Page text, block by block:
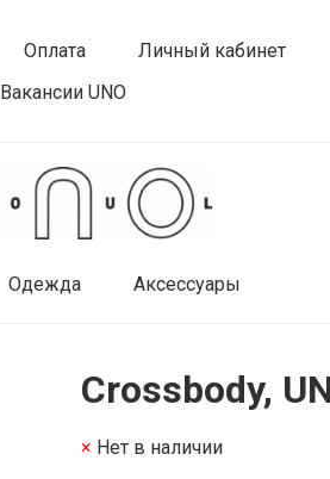
Оплата Личный кабинет
Вакансии UNO
Одежда Аксессуары
Crossbody,
Нет в наличии